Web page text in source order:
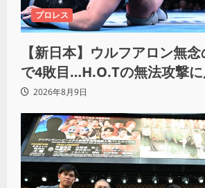
プロレス
【新日本】ウルフアロン無
で4敗目…H.O.Tの無法攻撃に
だ俺自身の力はこんなもんだ
2026年8月9日